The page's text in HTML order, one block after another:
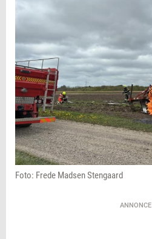
Foto: Frede Madsen Stengaard
ANNONCE